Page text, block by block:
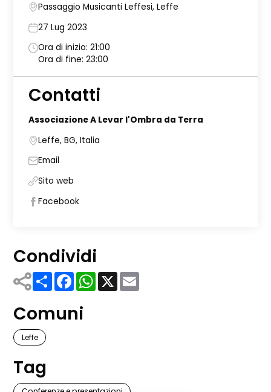
Passaggio Musicanti Leffesi, Leffe
27 Lug 2023
Ora di inizio: 21:00
Ora di fine: 23:00
Contatti
Associazione A Levar l'Ombra da Terra
Leffe, BG, Italia
Email
Sito web
Facebook
Condividi
ShareFacebook
WhatsApp
X
Comuni
Leffe
Tag